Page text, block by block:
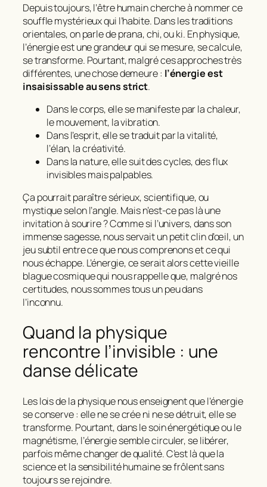
Depuis toujours, l’être humain cherche à nommer ce
souffle mystérieux qui l’habite. Dans les traditions
orientales, on parle deprana,chi, ouki. En physique,
l’énergie est une grandeur qui se mesure, se calcule,
se transforme. Pourtant, malgré ces approches très
différentes, une chose demeure : l’énergie est
insaisissable au sens strict.
Dans le corps, elle se manifeste par la chaleur,
le mouvement, la vibration.
Dans l’esprit, elle se traduit par la vitalité,
l’élan, la créativité.
Dans la nature, elle suit des cycles, des flux
invisibles mais palpables.
Ça pourrait paraître sérieux, scientifique, ou
mystique selon l’angle. Mais n’est-ce pas là une
invitation à sourire ? Comme si l’univers, dans son
immense sagesse, nous servait un petit clin d’œil, un
jeu subtil entre ce que nous comprenons et ce qui
nous échappe. L’énergie, ce serait alors cette vieille
blague cosmique qui nous rappelle que, malgré nos
certitudes, nous sommes tous un peu dans
l’inconnu.
Quand la physique
rencontre l’invisible : une
danse délicate
Les lois de la physique nous enseignent quel’énergie
se conserve: elle ne se crée ni ne se détruit, elle se
transforme. Pourtant, dans le soin énergétique ou le
magnétisme, l’énergie semble circuler, se libérer,
parfois même changer de qualité. C’est là que la
science et la sensibilité humaine se frôlent sans
toujours se rejoindre.